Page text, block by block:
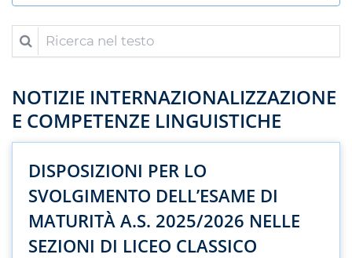
Ricerca nel testo
NOTIZIE INTERNAZIONALIZZAZIONE
E COMPETENZE LINGUISTICHE
DISPOSIZIONI PER LO
SVOLGIMENTO DELL’ESAME DI
MATURITÀ A.S. 2025/2026 NELLE
SEZIONI DI LICEO CLASSICO